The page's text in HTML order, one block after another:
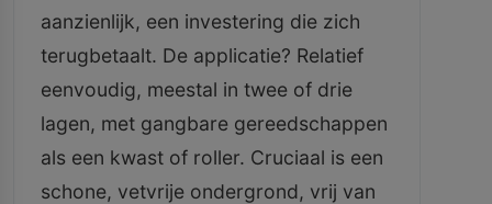
aanzienlijk, een investering die zich
terugbetaalt. De applicatie? Relatief
eenvoudig, meestal in twee of drie
lagen, met gangbare gereedschappen
als een kwast of roller. Cruciaal is een
schone, vetvrije ondergrond, vrij van